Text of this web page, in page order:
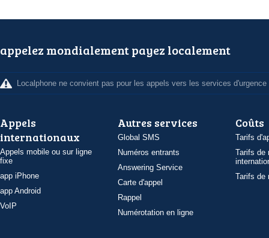
appelez mondialement payez localement
Localphone ne convient pas pour les appels vers les services d'urgence
Appels
internationaux
Appels mobile ou sur ligne
fixe
app iPhone
app Android
VoIP
Autres services
Global SMS
Numéros entrants
Answering Service
Carte d'appel
Rappel
Numérotation en ligne
Coûts
Tarifs
Tarifs de
Tarifs de